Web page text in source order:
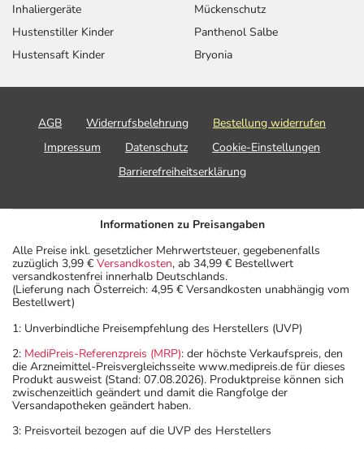
sozialen Kontakten
und Angststörung,
Behandlungsbeginn:
und Angststörung,
generalisiert -
Folgebehandlung:
Anwendungshinweise
einem Arzt oder Apotheker überschritten werden.
Art der Anwendung?
(z.B. 1 Glas Wasser) ein. Das Arzneimittel darf nicht
Inhaliergeräte
Hustenstiller Kinder
Hustensaft Kinder
Mückenschutz
Panthenol Salbe
Bryonia
AGB Widerrufsbelehrung
Bestellung widerrufen
Impressum
Datenschutz
Cookie-Einstellungen
Barrierefreiheitserklärung
Informationen zu Preisangaben
Alle Preise inkl. gesetzlicher Mehrwertsteuer, gegebenenfalls
zuzüglich 3,99 € Versandkosten, ab 34,99 € Bestellwert
versandkostenfrei innerhalb Deutschlands.
(Lieferung nach Österreich: 4,95 € Versandkosten unabhängig vom
Bestellwert)
1: Unverbindliche Preisempfehlung des Herstellers (UVP)
2: MediPreis-Referenzpreis (MRP): der höchste Verkaufspreis, den
die Arzneimittel-Preisvergleichsseite www.medipreis.de für dieses
Produkt ausweist (Stand: 07.08.2026). Produktpreise können sich
zwischenzeitlich geändert und damit die Rangfolge der
Versandapotheken geändert haben.
3: Preisvorteil bezogen auf die UVP des Herstellers